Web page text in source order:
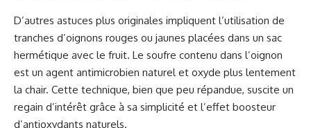
D’autres astuces plus originales impliquent l’utilisation de
tranches d’oignons rouges ou jaunes placées dans un sac
hermétique avec le fruit. Le soufre contenu dans l’oignon
est un agent antimicrobien naturel et oxyde plus lentement
la chair. Cette technique, bien que peu répandue, suscite un
regain d’intérêt grâce à sa simplicité et l’effet boosteur
d’antioxydants naturels.